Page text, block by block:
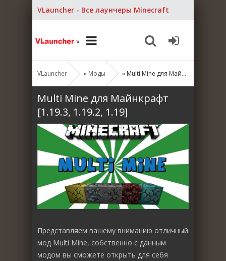
VLauncher - Все лаунчеры Minecraft
VLauncher » Моды » Multi Mine для Майнкрафт [1.19.3, 1.19.2, 1.19]
Multi Mine для Майнкрафт
[1.19.3, 1.19.2, 1.19]
Представляем вашему вниманию отличный
мод Multi Mine, собственно с данным
модом вы сможете открыть для себя